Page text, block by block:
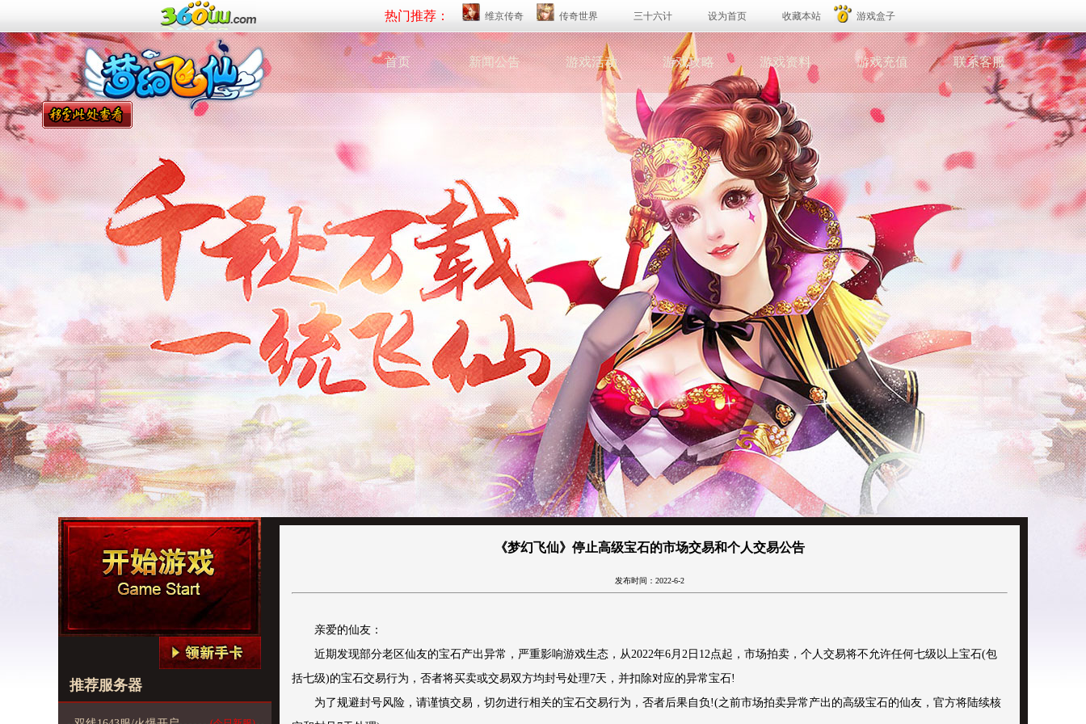
热门推荐： 维京传奇 传奇世界 三十六计 设为首页 收藏本站 游戏盒子
首页 新闻公告 游戏活动 游戏攻略 游戏资料 游戏充值 联系客服
推荐服务器
《梦幻飞仙》停止高级宝石的市场交易和个人交易公告
发布时间：2022-6-2
亲爱的仙友：
近期发现部分老区仙友的宝石产出异常，严重影响游戏生态，从2022年6月2日12点起，市场拍卖，个人交易将不允许任何七级以上宝石(包
括七级)的宝石交易行为，否者将买卖或交易双方均封号处理7天，并扣除对应的异常宝石!
为了规避封号风险，请谨慎交易，切勿进行相关的宝石交易行为，否者后果自负!(之前市场拍卖异常产出的高级宝石的仙友，官方将陆续核